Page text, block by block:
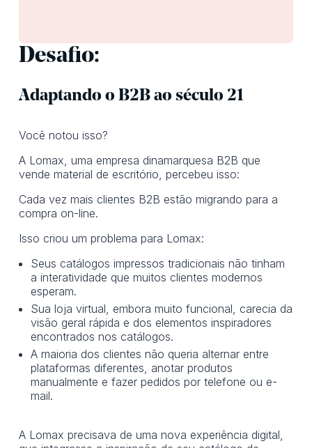
Desafio:
Adaptando o B2B ao século 21
Você notou isso?
A Lomax, uma empresa dinamarquesa B2B que
vende material de escritório, percebeu isso:
Cada vez mais clientes B2B estão migrando para a
compra on-line.
Isso criou um problema para Lomax:
Seus catálogos impressos tradicionais não tinham
a interatividade que muitos clientes modernos
esperam.
Sua loja virtual, embora muito funcional, carecia da
visão geral rápida e dos elementos inspiradores
encontrados nos catálogos.
A maioria dos clientes não queria alternar entre
plataformas diferentes, anotar produtos
manualmente e fazer pedidos por telefone ou e-
mail.
A Lomax precisava de uma nova experiência digital,